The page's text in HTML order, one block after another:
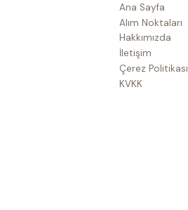
Ana Sayfa
Alım Noktaları
Hakkımızda
İletişim
Çerez Politikası
KVKK